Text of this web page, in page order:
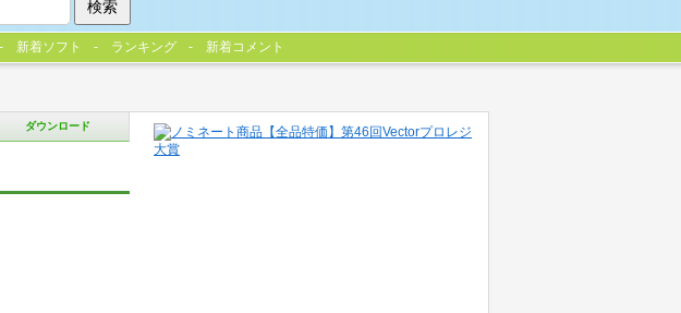
ダウンロード
新着ソフト ランキング 新着コメント